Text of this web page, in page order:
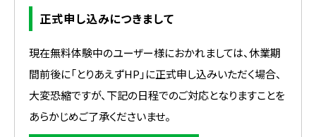
正式申し込みにつきまして
現在無料体験中のユーザー様におかれましては、休業期
間前後に「とりあえずHP」に正式申し込みいただく場合、
大変恐縮ですが、下記の日程でのご対応となりますことを
あらかじめご了承くださいませ。